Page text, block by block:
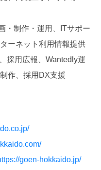
制作・運用、ITサポー
ーネット利用情報提供
用広報、Wantedly運
作、採用DX支援
goen-hokkaido.jp/